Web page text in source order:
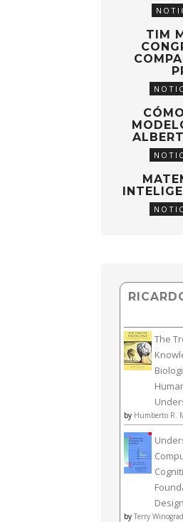
TIM
The
by Humberto R.
Design
by Terry Winograd